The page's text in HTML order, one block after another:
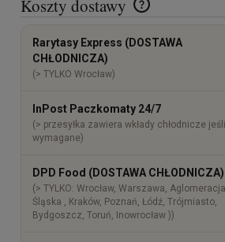
Koszty dostawy
Cena nie zawiera ewentualnych kosztów
Rarytasy Express (DOSTAWA
CHŁODNICZA)
(> TYLKO Wrocław)
InPost Paczkomaty 24/7
(> przesyłka zawiera wkłady chłodnicze
wymagane)
DPD Food (DOSTAWA CHŁODNICZA)
(> TYLKO: Wrocław, Warszawa, Aglomeracja
Śląska , Kraków, Poznań, Łódź, Trójmiasto,
Bydgoszcz, Toruń, Inowrocław ))